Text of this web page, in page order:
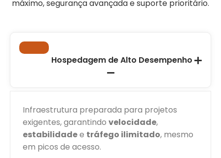
máximo, segurança avançada e suporte prioritário.
Hospedagem de Alto Desempenho
Infraestrutura preparada para projetos
exigentes, garantindo velocidade,
estabilidadee tráfego ilimitado, mesmo
em picos de acesso.